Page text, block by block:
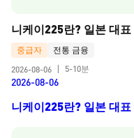
니케이225란? 일본 대
중급자
전통 금융
2026-08-06
5-10분
2026-08-06
니케이225란? 일본 대